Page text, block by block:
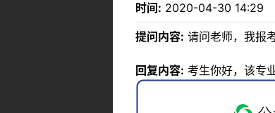
时间: 2020-04-30 14:29
提问内容: 请问老师，我报
回复内容: 考生你好，该专